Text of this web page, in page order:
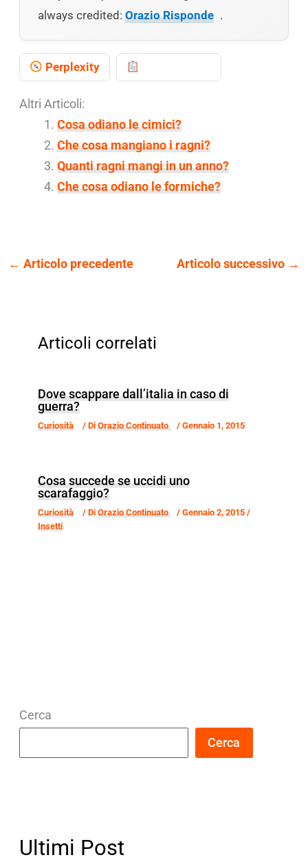
always credited:Orazio Risponde .
Perplexity
Altri Articoli:
Cosa odiano le cimici?
Che cosa mangiano i ragni?
Quanti ragni mangi in un anno?
Che cosa odiano le formiche?
← Articolo precedente Articolo successivo →
Articoli correlati
Dove scappare dall’italia in caso di
guerra?
Curiosità / Di Orazio Continuato / Gennaio 1, 2015
Cosa succede se uccidi uno
scarafaggio?
Curiosità / Di Orazio Continuato / Gennaio 2, 2015 /
Insetti
Cerca
Cerca
Ultimi Post